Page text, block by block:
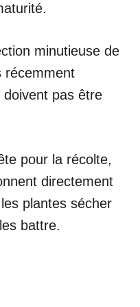
minutieuse de
récemment
pas être
pour la récolte,
directement
plantes sécher
battre.